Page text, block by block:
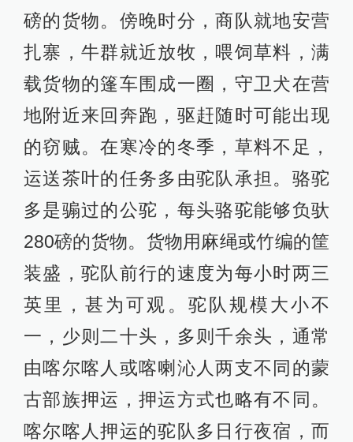
磅的货物。傍晚时分，商队就地安营
扎寨，牛群就近放牧，喂饲草料，满
载货物的篷车围成一圈，守卫犬在营
地附近来回奔跑，驱赶随时可能出现
的窃贼。在寒冷的冬季，草料不足，
运送茶叶的任务多由驼队承担。骆驼
多是骟过的公驼，每头骆驼能够负驮
280磅的货物。货物用麻绳或竹编的筐
装盛，驼队前行的速度为每小时两三
英里，甚为可观。驼队规模大小不
一，少则二十头，多则千余头，通常
由喀尔喀人或喀喇沁人两支不同的蒙
古部族押运，押运方式也略有不同。
喀尔喀人押运的驼队多日行夜宿，而